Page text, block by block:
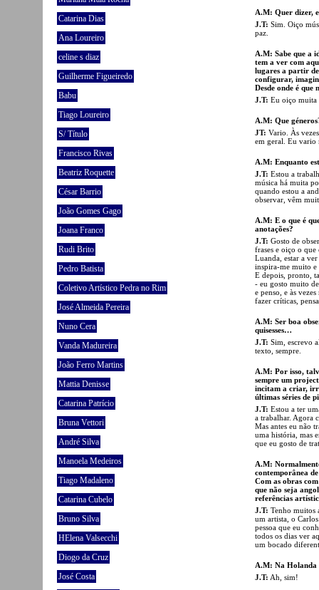
Catarina Dias
Ana Loureiro
celine s diaz
Guilherme Figueiredo
Babu
Tiago Loureiro
S/ Título
Francisco Rivas
Beatriz Roquette
César Barrio
João Gomes Gago
Joana Franco
Rudi Brito
Pedro Batista
Coletivo Artístico Pedra no Rim
José Almeida Pereira
Nuno Cera
Vanda Madureira
João Ferro Martins
Mattia Denisse
Catarina Patrício
Bruna Vettori
André Silva
Manoela Medeiros
Tiago Madaleno
Catarina Cubelo
Bruno Silva
HElena Valsecchi
Diogo da Cruz
José Costa
A.M: Quer dizer,
J.T: Sim. Oiço
paz.
A.M: Sabe que a
tem a ver com
lugares a partir
configurar,
Desde onde é que
J.T: Eu oiço muita
A.M: Que
JT: Vario. Às
em geral. Eu vario
A.M: Enquanto
J.T: Estou a
música há muita
quando estou a
observar, vêm
A.M: E o que é
anotações?
J.T: Gosto de
frases e oiço o que
Luanda, estar a
inspira-me muito
E depois, pronto,
- eu gosto muito de
e penso, e às
fazer críticas,
A.M: Ser boa
quisesses…
J.T: Sim, escrevo
texto, sempre.
A.M: Por isso,
sempre um
incitam a criar,
últimas séries de
J.T: Estou a ter
a trabalhar. Agora
Mas antes eu não
uma história, mas
que eu gosto de
A.M:
contemporânea
Com as obras
que não seja
referências
J.T: Tenho muitos
um artista, o
pessoa que eu
todos os dias ver
um bocado
A.M: Na Holanda
J.T: Ah, sim!